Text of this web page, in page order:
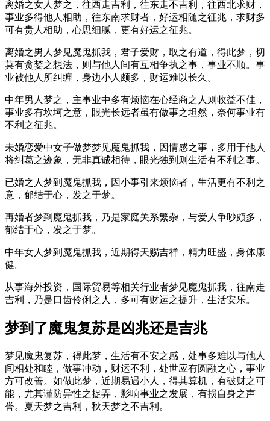
离婚之女人梦之，往西走吉利，往东走不吉利，往西北求财，
事业多得他人相助，往东南求财者，好运相随之征兆，求财多
可有贵人相助，心思细腻，更有好运之征兆。
离婚之男人梦见魔鬼抓我，君子爱财，取之有道，得此梦，切
莫有贪婪之想法，则与他人间有互相争执之事，事业不顺。事
业被他人所纠缠，身边小人颇多，财运难以长久。
中年男人梦之，主事业中多有烦恼在心经商之人则收益不佳，
事业多有坎坷之意，眼光长远者虽有做事之坦然，奈何事业有
不利之征兆。
未婚恋爱中女子做梦梦见魔鬼抓我，因情感之事，多用于他人
将纠葛之迹象，无非真诚相待，眼光独到则生活有不利之事。
已婚之人梦到魔鬼抓我，因小事引来烦恼者，生活更有不利之
意，郁结于心，发之于梦。
再婚者梦到魔鬼抓我，乃是家庭关系繁杂，与爱人争吵颇多，
郁结于心，发之于梦。
中年女人梦到魔鬼抓我，近期得天赐吉祥，精力旺盛，身体康
健。
从事海外投资，国际贸易等相关行业者梦见魔鬼抓我，往南走
吉利，乃是口齿伶俐之人，多可有财运之提升，生活安乐。
梦到了魔鬼复苏是凶兆还是吉兆
梦见魔鬼复苏，得此梦，生活有不安之感，处事多难以与他人
间相处和睦，做事冲动，财运不利，处世应有圆融之心，事业
方可改善。如做此梦，近期易遇小人，得其算机，有破财之可
能，尤其谨防异性之捉弄，影响事业之发展，有损自身之声
誉。夏天梦之吉利，秋天梦之不吉利。